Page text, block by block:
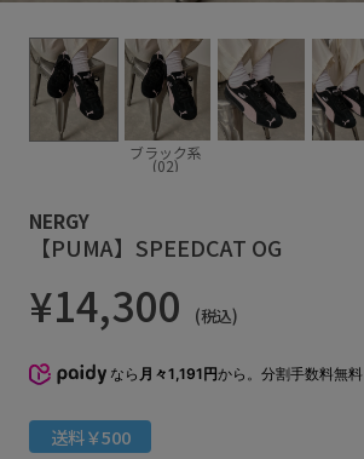
ブラック系
(02)
NERGY
【PUMA】SPEEDCAT OG
¥14,300 (税込)
なら 月々1,191円から。分割手数料無料
送料￥500